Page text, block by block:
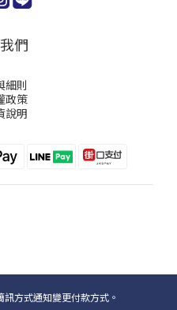
們
細則
政策
說明
方式通知變更付款方式。